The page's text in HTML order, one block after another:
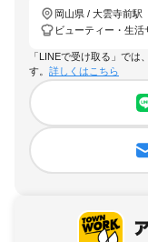
岡山県 / 大雲寺前駅
ビューティー・生活
「LINEで受け取る」で
す。 詳しくはこちら